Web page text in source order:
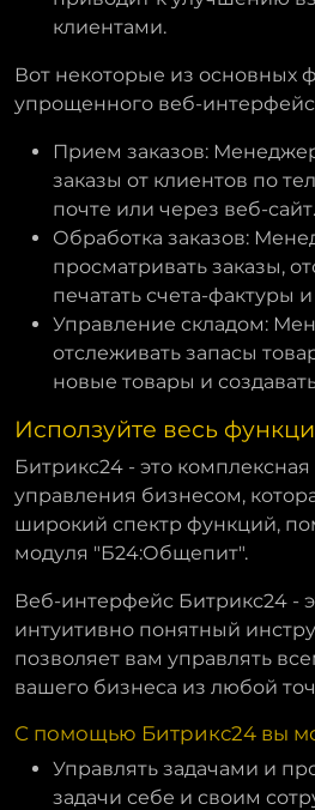
клиентами.
Вот некоторые из основных
упрощенного веб-
Прием заказов:
заказы от клиентов по
почте или через веб-сайт.
Обработка заказов:
просматривать заказы,
печатать счета-фактуры
Управление складом:
отслеживать запасы
новые товары и
Исползуйте весь
Битрикс24 - это
управления бизнесом,
широкий спектр функций,
модуля "Б24:Общепит".
Веб-интерфейс Битрикс24 -
интуитивно понятный
позволяет вам управлять
вашего бизнеса из любой
С помощью Битрикс24 вы
Управлять задачами и
задачи себе и своим